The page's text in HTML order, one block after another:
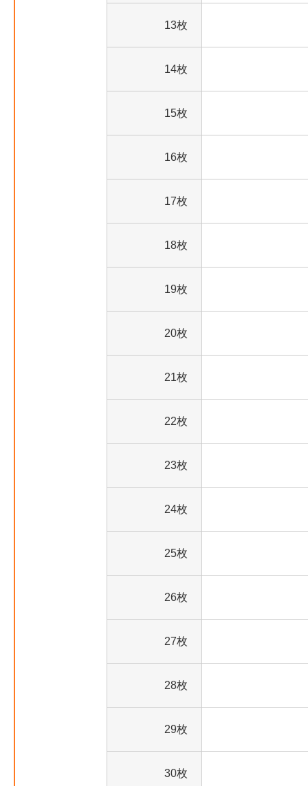
13枚
14枚
15枚
16枚
17枚
18枚
19枚
20枚
21枚
22枚
23枚
24枚
25枚
26枚
27枚
28枚
29枚
30枚